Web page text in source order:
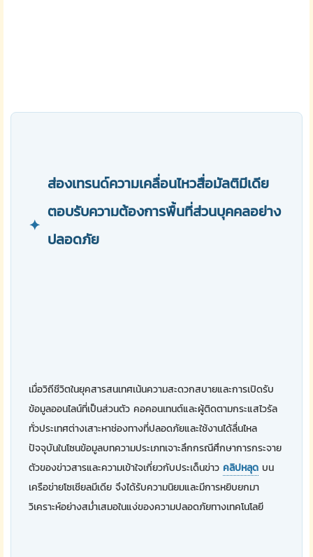
✦
ส่องเทรนด์ความเคลื่อนไหวสื่อมัลติมีเดีย
ตอบรับความต้องการพื้นที่ส่วนบุคคลอย่าง
ปลอดภัย
เมื่อวิถีชีวิตในยุคสารสนเทศเน้นความสะดวกสบายและการเปิดรับ
ข้อมูลออนไลน์ที่เป็นส่วนตัว คอคอนเทนต์และผู้ติดตามกระแสไวรัล
ทั่วประเทศต่างเสาะหาช่องทางที่ปลอดภัยและใช้งานได้ลื่นไหล
ปัจจุบันในโซนข้อมูลบทความประเภทเจาะลึกกรณีศึกษาการกระจาย
ตัวของข่าวสารและความเข้าใจเกี่ยวกับประเด็นข่าว คลิปหลุดบน
เครือข่ายโซเชียลมีเดีย จึงได้รับความนิยมและมีการหยิบยกมา
วิเคราะห์อย่างสม่ำเสมอในแง่ของความปลอดภัยทางเทคโนโลยี